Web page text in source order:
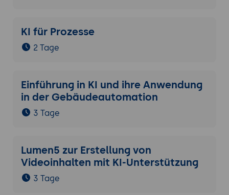
KI für Prozesse
2 Tage
Einführung in KI und ihre Anwendung
in der Gebäudeautomation
3 Tage
Lumen5 zur Erstellung von
Videoinhalten mit KI-Unterstützung
3 Tage